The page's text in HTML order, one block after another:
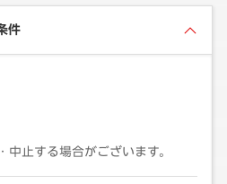
件
中止する場合がございます。